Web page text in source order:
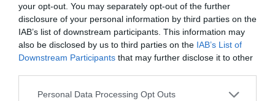
your opt-out. You may separately opt-out of the further
disclosure of your personal information by third parties on the
IAB’s list of downstream participants. This information may
also be disclosed by us to third parties on the IAB’s List of
Downstream Participants that may further disclose it to other
Please note that this website/app uses one or more Google
Personal Data Processing Opt Outs
A résztvevőknek 3 reumatológiai
szakorvosi vizsgálaton kell